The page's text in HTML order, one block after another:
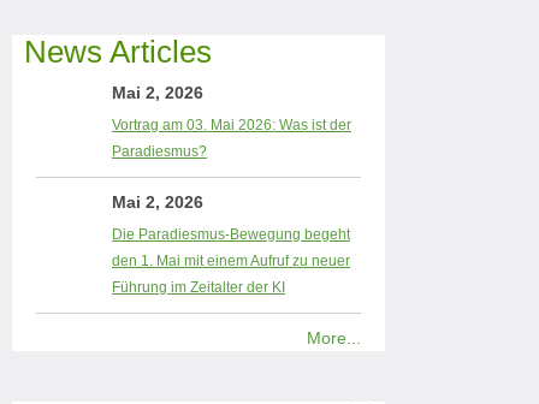
News Articles
Mai 2, 2026
Vortrag am 03. Mai 2026: Was ist der
Paradiesmus?
Mai 2, 2026
Die Paradiesmus-Bewegung begeht
den 1. Mai mit einem Aufruf zu neuer
Führung im Zeitalter der KI
More...